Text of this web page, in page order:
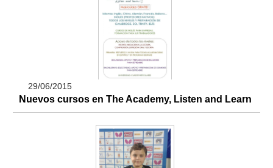
29/06/2015
Nuevos cursos en The Academy, Listen and Learn